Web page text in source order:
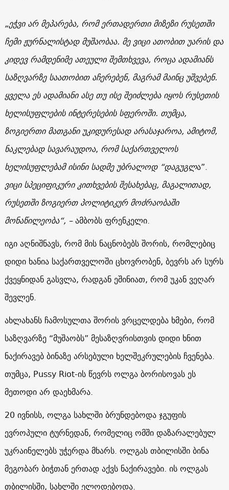
„ეჭვი არ მეპარება, რომ ერთადერთი მიზეზი რუსეთში
ჩემი ჟურნალისტად მუშაობაა. მე ვიცი ათობით უარის და
კიდევ რამდენიმე ათეული შემთხვევა, როცა ადამიანს
საზღვარზე საათობით აჩერებენ, მაგრამ მაინც უშვებენ.
ყველა ეს ადამიანი ასე თუ ისე შეიძლება იყოს რუსეთის
ხელისუფლების ინტერესების სფეროში. თუმცა,
ზოგიერთი მათგანი უკიდურესად არასაჯაროა, ამიტომ,
ნაკლებად სავარაუდოა, რომ საქართველოს
ხელისუფლებამ ისინი სადმე უბრალოდ “დაგუგლა”.
ვიცი სპეციფიკური კითხვების შესახებაც, მაგალითად,
რუსეთში ზოგიერთ პოლიტიკურ მოძრაობაში
მონაწილეობა“, –ამბობს ფრენკელი.
იგი აღნიშნავს, რომ მის ნაცნობებს შორის, რომლებიც
დიდი ხანია საქართველოში ცხოვრობენ, ბევრს არ სურს
ქვეყნიდან გასვლა, რადგან ეშინიათ, რომ უკან ვეღარ
შევლენ.
ახლახანს ჩამოსულთა შორის ვრცელდება ხმები, რომ
საზღვარზე “მუშაობს” მესაზღვრისთვის დიდი ხნით
ნაქირავებ ბინაზე არსებული ხელშეკრულების ჩვენება.
თუმცა, Pussy Riot-ის წევრს ოლგა ბორისოვას ეს
მეთოდი არ დაეხმარა.
20 ივნისს, ოლგა სახლში ბრუნდებოდა ჯგუფის
ევროპული ტურნედან, რომელიც ომში დაზარალებულ
უკრაინელებს უჭერდა მხარს. ოლგას თბილისში ბინა
მეგობარ ბიჭთან ერთად აქვს ნაქირავები. ის ოლგას
თბილისში, სახლში ელოდებოდა.